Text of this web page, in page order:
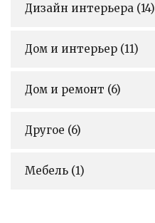
Дизайн интерьера (14)
Дом и интерьер (11)
Дом и ремонт (6)
Другое (6)
Мебель (1)